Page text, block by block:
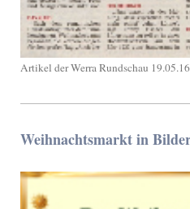
Artikel der Werra Rundschau 19.05.16
Weihnachtsmarkt in